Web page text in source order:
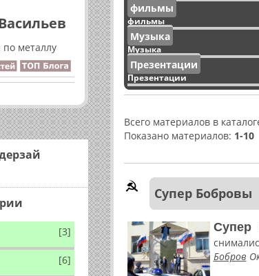
по металлу
фильмы
фильмы
Музыка
Музыка
Презентации
Презентации
Всего материалов в
Показано материалов: 1-10
Супер Бобровы
Супер
Бобров
[3]
[6]